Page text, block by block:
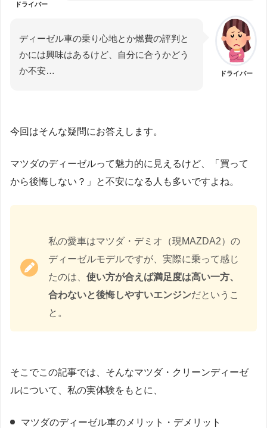
ドライバー
ドライバー
ディーゼル車の乗り心地とか燃費の評判と
かには興味はあるけど、自分に合うかどう
か不安…
今回はそんな疑問にお答えします。
マツダのディーゼルって魅力的に見えるけど、「買って
から後悔しない？」と不安になる人も多いですよね。
私の愛車はマツダ・デミオ（現MAZDA2）の
ディーゼルモデルですが、実際に乗って感じ
たのは、 使い方が合えば満足度は高い一方、
合わないと後悔しやすいエンジンだというこ
と。
そこでこの記事では、そんなマツダ・クリーンディーゼ
ルについて、私の実体験をもとに、
マツダのディーゼル車のメリット・デメリット